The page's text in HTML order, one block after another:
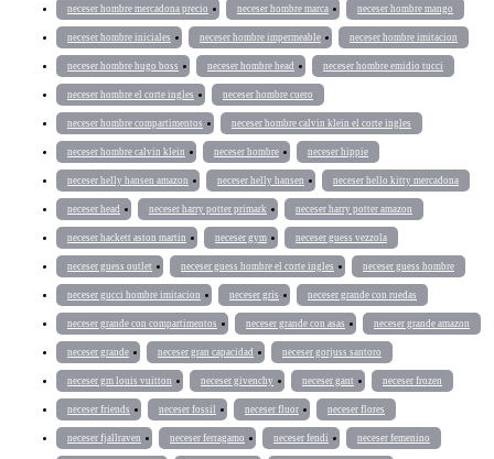
neceser hombre mercadona precio neceser hombre marca neceser hombre mango
neceser hombre iniciales neceser hombre impermeable neceser hombre imitacion
neceser hombre hugo boss neceser hombre head neceser hombre emidio tucci
neceser hombre el corte ingles neceser hombre cuero
neceser hombre compartimentos neceser hombre calvin klein el corte ingles
neceser hombre calvin klein neceser hombre neceser hippie
neceser helly hansen amazon neceser helly hansen neceser hello kitty mercadona
neceser head neceser harry potter primark neceser harry potter amazon
neceser hackett aston martin neceser gym neceser guess vezzola
neceser guess outlet neceser guess hombre el corte ingles neceser guess hombre
neceser gucci hombre imitacion neceser gris neceser grande con ruedas
neceser grande con compartimentos neceser grande con asas neceser grande amazon
neceser grande neceser gran capacidad neceser gorjuss santoro
neceser gm louis vuitton neceser givenchy neceser gant neceser frozen
neceser friends neceser fossil neceser fluor neceser flores
neceser fjallraven neceser ferragamo neceser fendi neceser femenino